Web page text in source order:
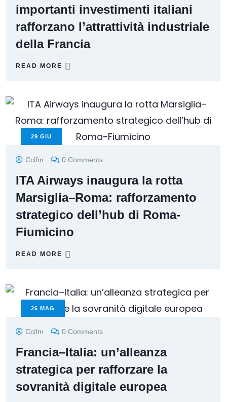
importanti investimenti italiani
rafforzano l’attrattività industriale
della Francia
READ MORE
29 GIU
Ccifm 0 Comments
ITA Airways inaugura la rotta
Marsiglia–Roma: rafforzamento
strategico dell’hub di Roma-
Fiumicino
READ MORE
26 MAG
Ccifm 0 Comments
Francia–Italia: un’alleanza
strategica per rafforzare la
sovranità digitale europea